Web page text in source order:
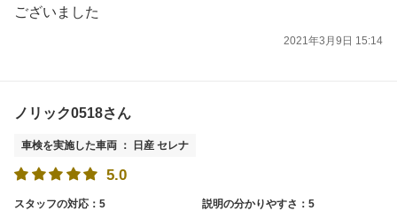
ございました
2021年3月9日 15:14
ノリック0518さん
車検を実施した車両 ： 日産 セレナ
5.0
スタッフの対応：5
説明の分かりやすさ：5